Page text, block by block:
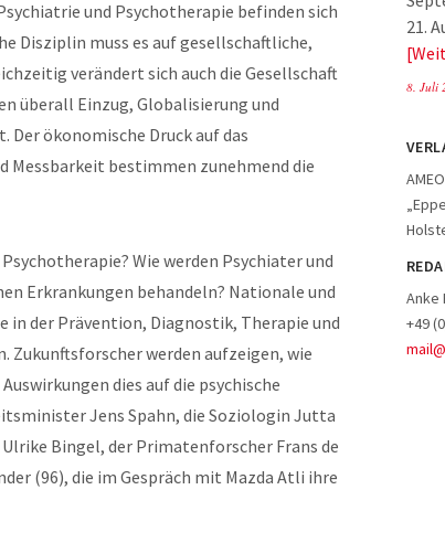
und Psychotherapie befinden sich
Disziplin muss es auf gesellschaftliche,
verändert sich auch die Gesellschaft
überall Einzug, Globalisierung und
ökonomische Druck auf das
bestimmen zunehmend die
Wie werden Psychiater und
Erkrankungen behandeln? Nationale und
in der Prävention, Diagnostik, Therapie und
werden aufzeigen, wie
dies auf die psychische
Jens Spahn, die Soziologin Jutta
Bingel, der Primatenforscher Frans de
(96), die im Gespräch mit Mazda Atli ihre
21.
8. Juli
Anke
+49